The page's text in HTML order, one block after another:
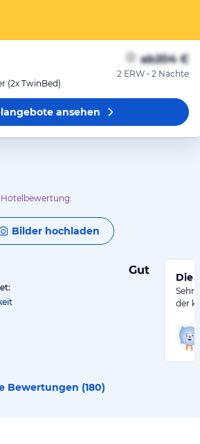
(2x TwinBed)
ab204 €
2 ERW • 2 Nächte
ansehen
Bilder hochladen
Gut
Die
Sehr
der
Bewertungen (180)